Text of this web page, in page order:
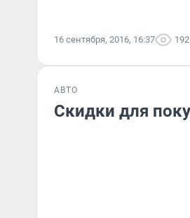
16 сентября, 2016, 16:37 192
АВТО
Скидки для